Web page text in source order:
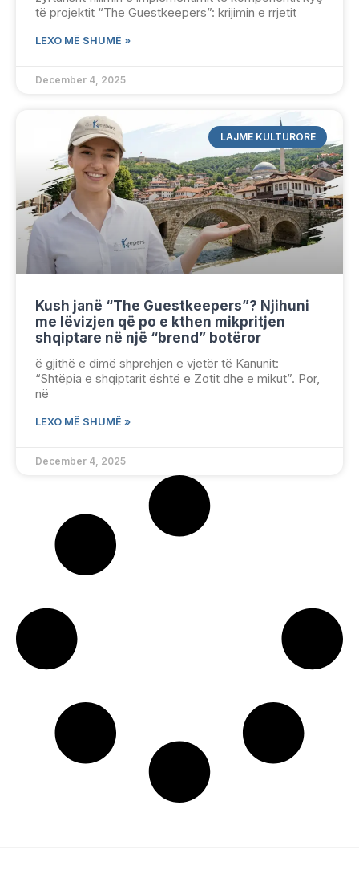
të projektit “The Guestkeepers”: krijimin e rrjetit
LEXO MË SHUMË »
December 4, 2025
LAJME KULTURORE
Kush janë “The Guestkeepers”? Njihuni
me lëvizjen që po e kthen mikpritjen
shqiptare në një “brend” botëror
ë gjithë e dimë shprehjen e vjetër të Kanunit:
“Shtëpia e shqiptarit është e Zotit dhe e mikut”. Por,
në
LEXO MË SHUMË »
December 4, 2025